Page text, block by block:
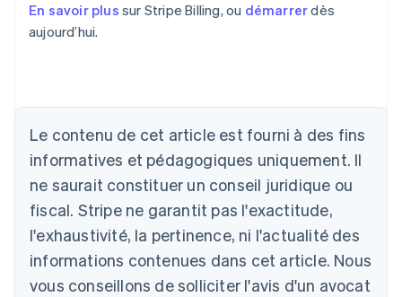
En savoir plus sur Stripe Billing, ou démarrerdès
aujourd’hui.
Le contenu de cet article est fourni à des fins
informatives et pédagogiques uniquement. Il
ne saurait constituer un conseil juridique ou
fiscal. Stripe ne garantit pas l'exactitude,
l'exhaustivité, la pertinence, ni l'actualité des
informations contenues dans cet article. Nous
vous conseillons de solliciter l'avis d'un avocat
Allemagne
Australie
English
Autriche
DeutschEnglish
Belgique
NederlandsFrançaisDeutsch English